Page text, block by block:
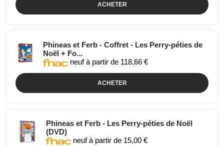
ACHETER
Phineas et Ferb - Coffret - Les Perry-péties de
Noël + Fo...
neuf à partir de 118,66 €
ACHETER
Phineas et Ferb - Les Perry-péties de Noël
(DVD)
neuf à partir de 15,00 €